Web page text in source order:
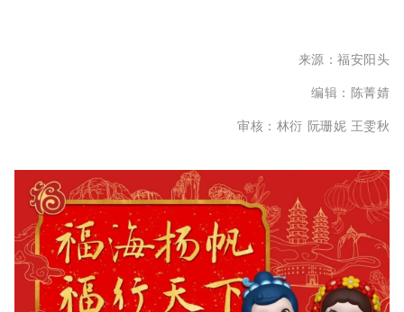
来源：福安阳头
编辑：陈菁婧
审核：林衍 阮珊妮 王雯秋